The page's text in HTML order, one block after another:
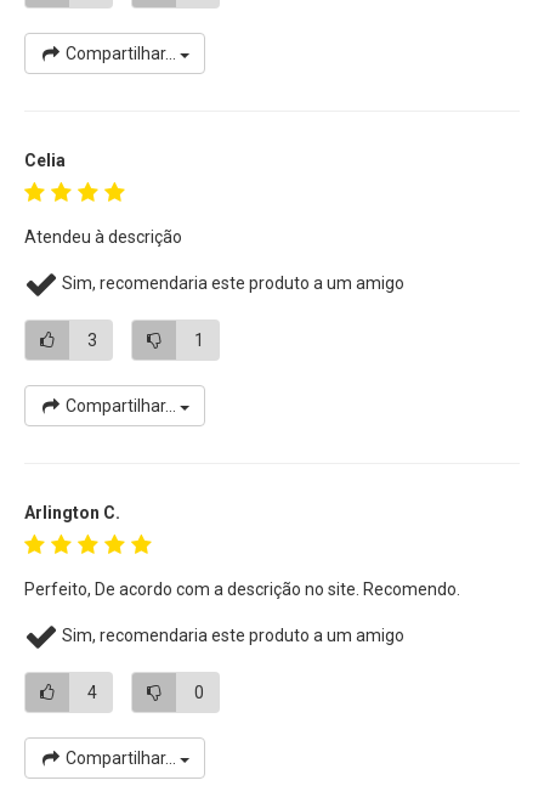
Compartilhar...
Celia
Atendeu à descrição
Sim, recomendaria este produto a um amigo
3 1
Compartilhar...
Arlington C.
Perfeito, De acordo com a descrição no site. Recomendo.
Sim, recomendaria este produto a um amigo
4 0
Compartilhar...